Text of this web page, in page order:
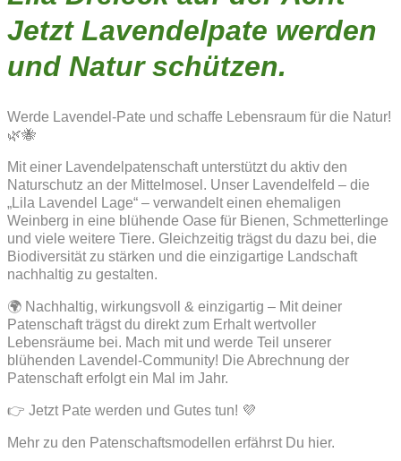
Jetzt Lavendelpate werden
und Natur schützen.
Werde Lavendel-Pate und schaffe Lebensraum für die Natur!
🌿🐝
Mit einer Lavendelpatenschaft unterstützt du aktiv den
Naturschutz an der Mittelmosel. Unser Lavendelfeld – die
„Lila Lavendel Lage“ – verwandelt einen ehemaligen
Weinberg in eine blühende Oase für Bienen, Schmetterlinge
und viele weitere Tiere. Gleichzeitig trägst du dazu bei, die
Biodiversität zu stärken und die einzigartige Landschaft
nachhaltig zu gestalten.
🌍 Nachhaltig, wirkungsvoll & einzigartig – Mit deiner
Patenschaft trägst du direkt zum Erhalt wertvoller
Lebensräume bei. Mach mit und werde Teil unserer
blühenden Lavendel-Community! Die Abrechnung der
Patenschaft erfolgt ein Mal im Jahr.
👉 Jetzt Pate werden und Gutes tun! 💜
Mehr zu den Patenschaftsmodellen erfährst Du hier.